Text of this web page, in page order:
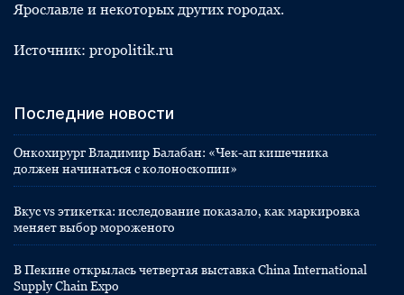
Ярославле и некоторых других городах.
Источник: propolitik.ru
Последние новости
Онкохирург Владимир Балабан: «Чек-ап кишечника
должен начинаться с колоноскопии»
Вкус vs этикетка: исследование показало, как маркировка
меняет выбор мороженого
В Пекине открылась четвертая выставка China International
Supply Chain Expo